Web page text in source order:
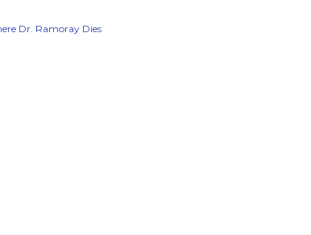
Dr. Ramoray Dies